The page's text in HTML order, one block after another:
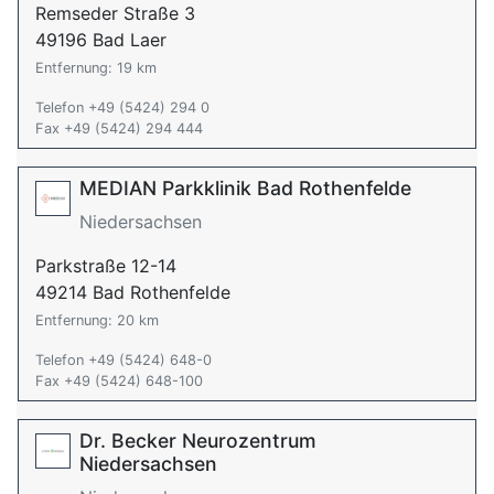
Remseder Straße 3
49196 Bad Laer
Entfernung: 19 km
Telefon +49 (5424) 294 0
Fax +49 (5424) 294 444
MEDIAN Parkklinik Bad Rothenfelde
Niedersachsen
Parkstraße 12-14
49214 Bad Rothenfelde
Entfernung: 20 km
Telefon +49 (5424) 648-0
Fax +49 (5424) 648-100
Dr. Becker Neurozentrum
Niedersachsen